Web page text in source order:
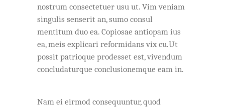
nostrum consectetuer usu ut. Vim veniam
singulis senserit an, sumo consul
mentitum duo ea. Copiosae antiopam ius
ea, meis explicari reformidans vix cu.Ut
possit patrioque prodesset est, vivendum
concludaturque conclusionemque eam in.
Nam ei eirmod consequuntur, quod